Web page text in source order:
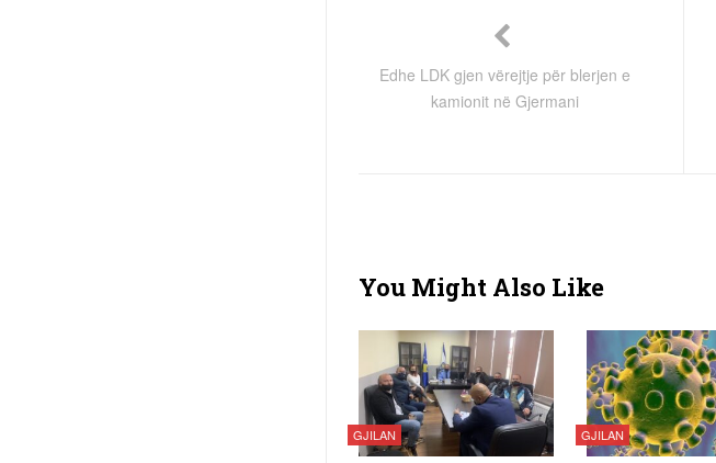
Edhe LDK gjen vërejtje për blerjen e
kamionit në Gjermani
You Might Also Like
GJILAN GJILAN